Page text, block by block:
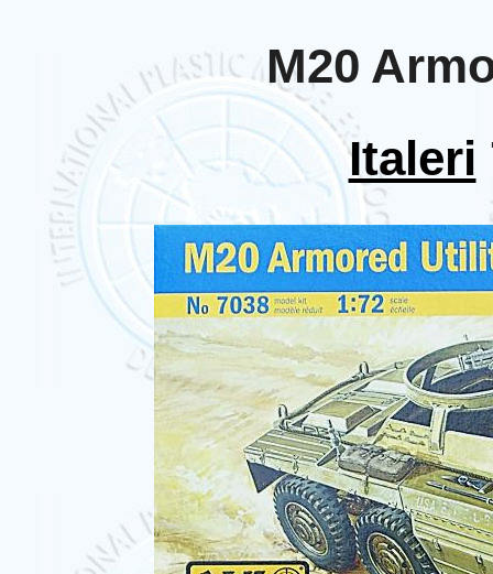
M20
Italeri